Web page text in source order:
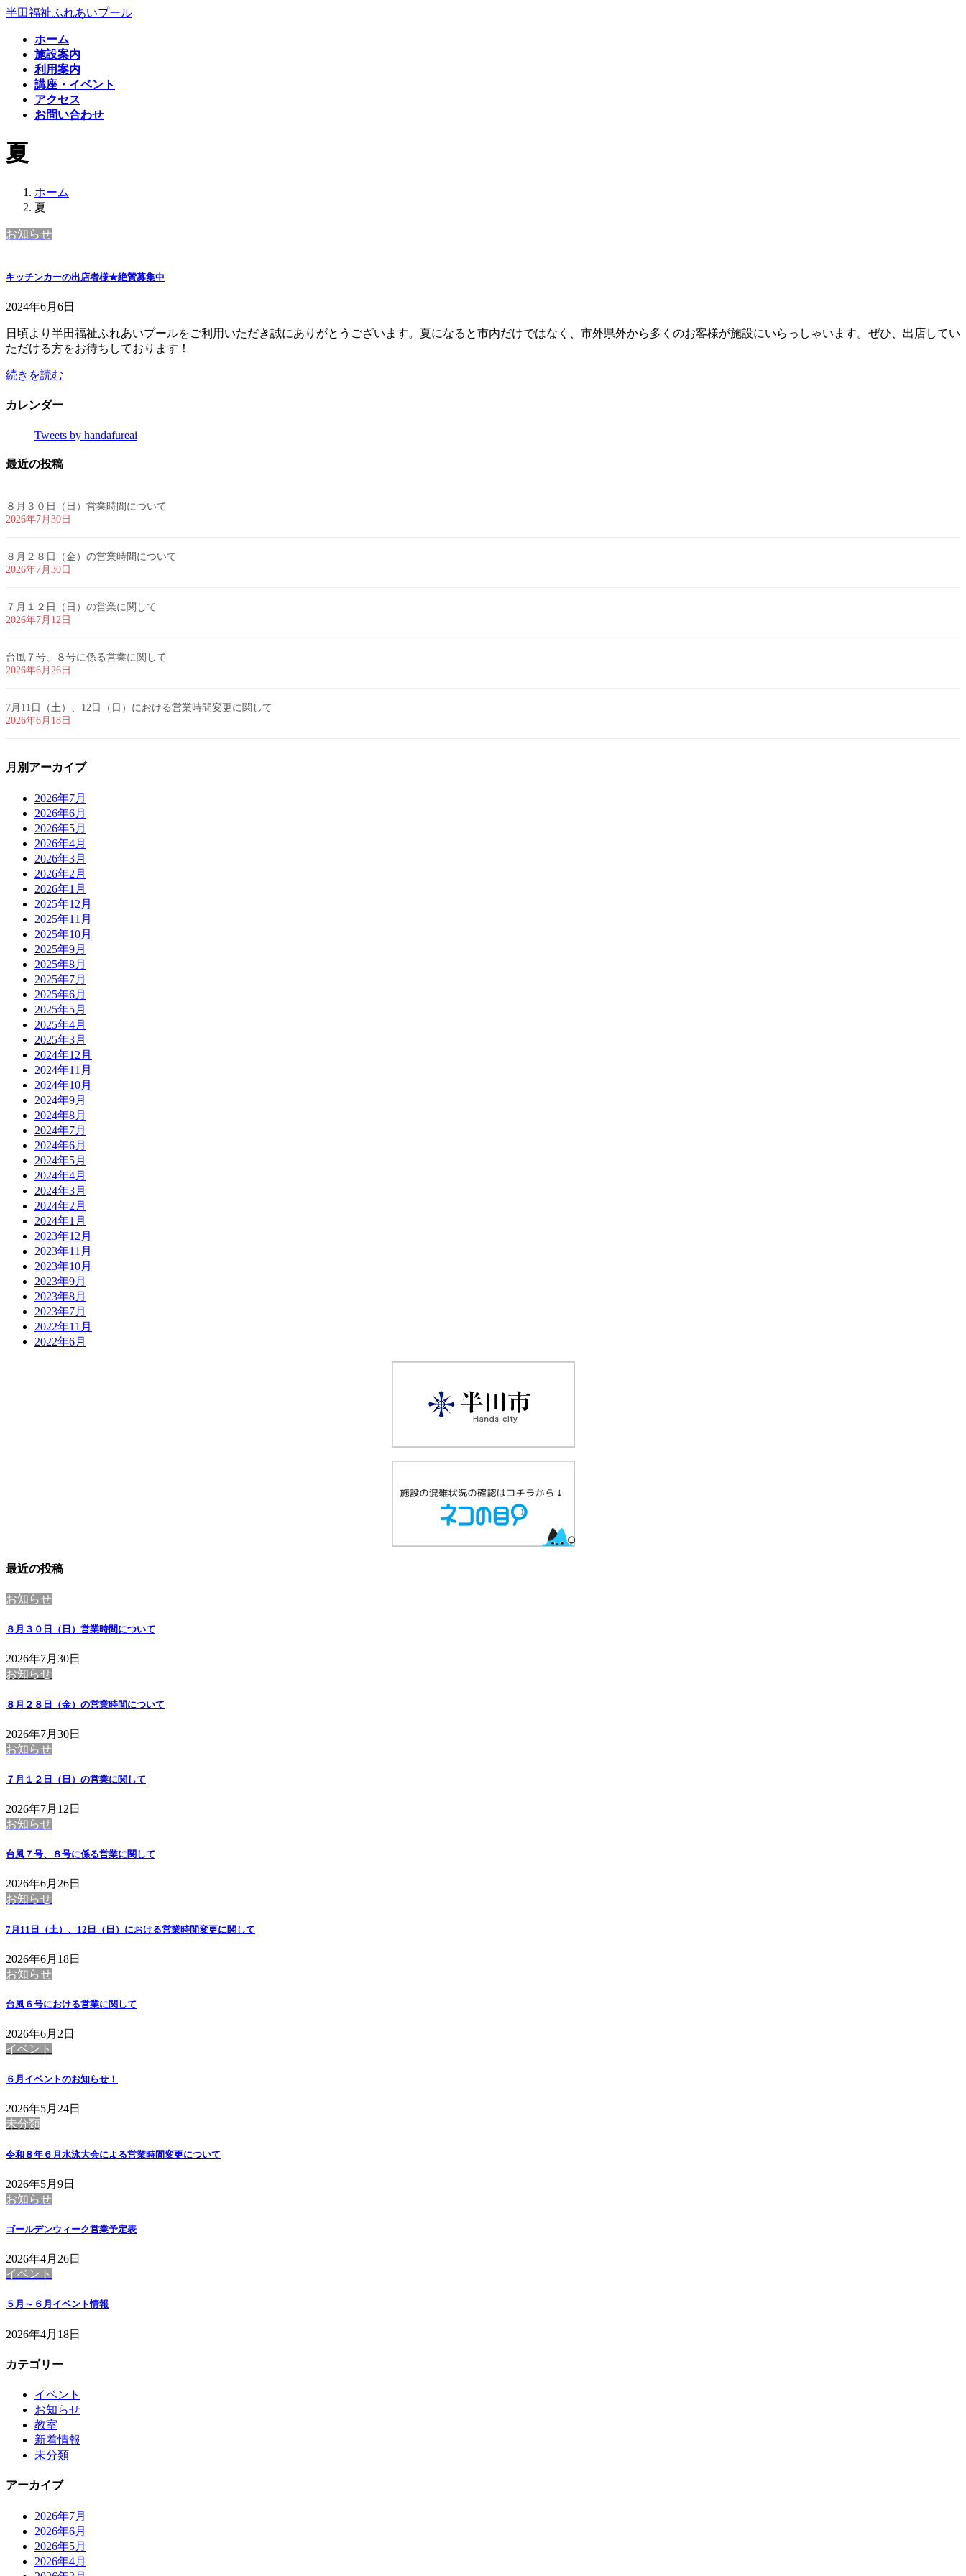
コ
プ
ナ
動
半田福祉ふれあいプール
ホーム
施設案内
利用案内
講座・イベント
アクセス
お問い合わせ
夏
ホーム
夏
お知らせ
キッチンカーの出店者様★絶賛募集中
2024年6月6日
日頃より半田福祉ふれあいプールをご利用いただき誠にありがとうございます。夏になると市内だけではなく、市外県外から多くのお客様が施設にいらっしゃいます。ぜひ、出店してい
ただける方をお待ちしております！
続きを読む
カレンダー
Tweets by handafureai
最近の投稿
８月３０日（日）営業時間について
2026年7月30日
８月２８日（金）の営業時間について
2026年7月30日
７月１２日（日）の営業に関して
2026年7月12日
台風７号、８号に係る営業に関して
2026年6月26日
7月11日（土）、12日（日）における営業時間変更に関して
2026年6月18日
月別アーカイブ
2026年7月
2026年6月
2026年5月
2026年4月
2026年3月
2026年2月
2026年1月
2025年12月
2025年11月
2025年10月
2025年9月
2025年8月
2025年7月
2025年6月
2025年5月
2025年4月
2025年3月
2024年12月
2024年11月
2024年10月
2024年9月
2024年8月
2024年7月
2024年6月
2024年5月
2024年4月
2024年3月
2024年2月
2024年1月
2023年12月
2023年11月
2023年10月
2023年9月
2023年8月
2023年7月
2022年11月
2022年6月
最近の投稿
お知らせ
８月３０日（日）営業時間について
2026年7月30日
お知らせ
８月２８日（金）の営業時間について
2026年7月30日
お知らせ
７月１２日（日）の営業に関して
2026年7月12日
お知らせ
台風７号、８号に係る営業に関して
2026年6月26日
お知らせ
7月11日（土）、12日（日）における営業時間変更に関して
2026年6月18日
お知らせ
台風６号における営業に関して
2026年6月2日
イベント
６月イベントのお知らせ！
2026年5月24日
未分類
令和８年６月水泳大会による営業時間変更について
2026年5月9日
お知らせ
ゴールデンウィーク営業予定表
2026年4月26日
イベント
５月～６月イベント情報
2026年4月18日
カテゴリー
イベント
お知らせ
教室
新着情報
未分類
アーカイブ
2026年7月
2026年6月
2026年5月
2026年4月